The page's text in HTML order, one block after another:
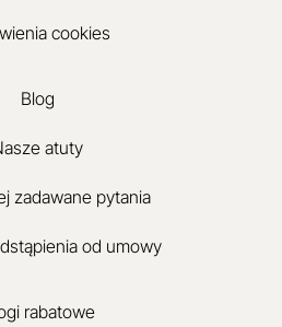
cookies
Blog
atuty
zadawane pytania
od umowy
rabatowe